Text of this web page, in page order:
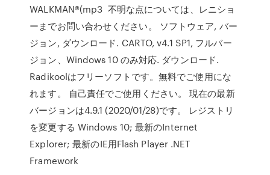
WALKMAN®(mp3 不明な点については、レニショ
ーまでお問い合わせください。 ソフトウェア, バー
ジョン, ダウンロード. CARTO, v4.1 SP1, フルバー
ジョン、Windows 10 のみ対応. ダウンロード.
Radikoolはフリーソフトです。無料でご使用にな
れます。 自己責任でご使用ください。 現在の最新
バージョンは4.9.1 (2020/01/28)です。 レジストリ
を変更する Windows 10; 最新のInternet
Explorer; 最新のIE用Flash Player .NET
Framework